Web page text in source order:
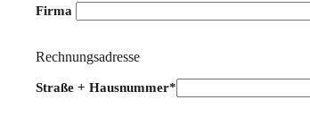
Firma
Rechnungsadresse
Straße + Hausnummer*